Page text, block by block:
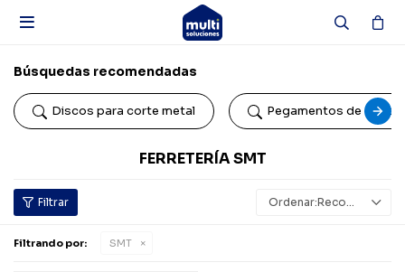

Búsquedas recomendadas
Discos para corte metal Pegamentos de
FERRETERÍA SMT
Recomendados
Filtrando por: SMT